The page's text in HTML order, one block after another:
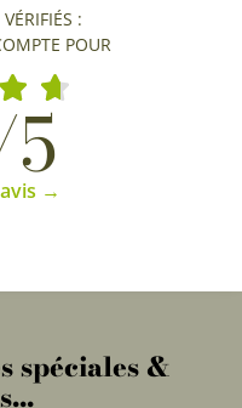
:
POUR
→
spéciales &